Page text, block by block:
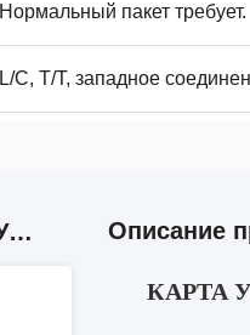
Нормальный пакет требует.
L/C, T/T, западное
СОБЩЕННЫЕ ПРОДУКТЫ Описание
КАРТА